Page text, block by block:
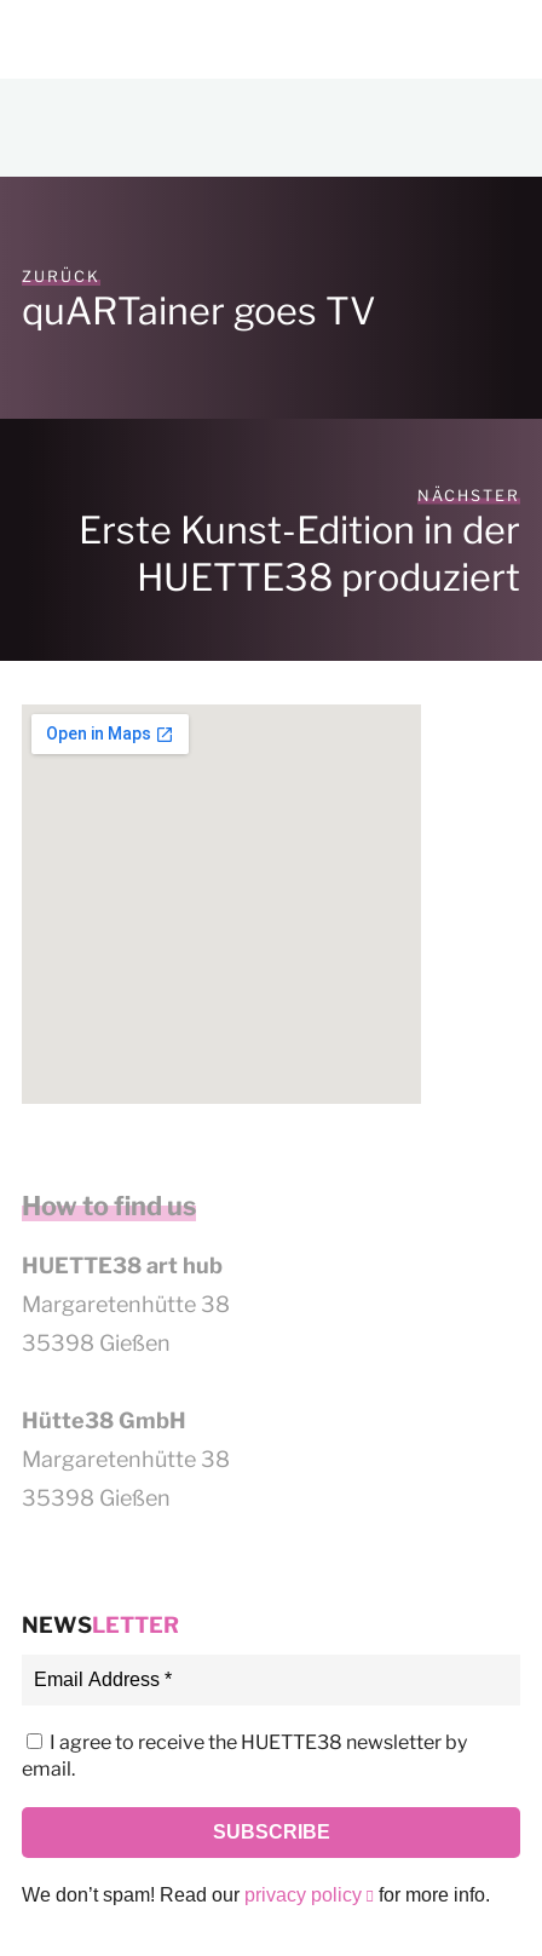
ZURÜCK
quARTainer goes TV
NÄCHSTER
Erste Kunst-Edition in der
HUETTE38 produziert
How to find us
HUETTE38 art hub
Margaretenhütte 38
35398 Gießen
Hütte38 GmbH
Margaretenhütte 38
35398 Gießen
NEWSLETTER
I agree to receive the HUETTE38 newsletter by
email.
We don’t spam! Read our privacy policy for more info.